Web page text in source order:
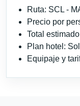
Ruta: SCL -
Precio por
Total
Plan hotel:
Equipaje y